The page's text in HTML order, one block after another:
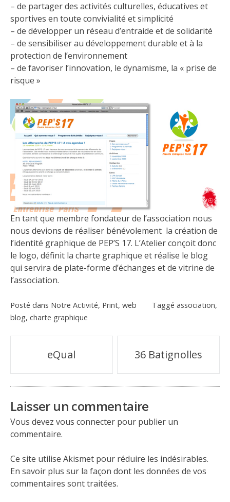
– de partager des activités culturelles, éducatives et
sportives en toute convivialité et simplicité
– de développer un réseau d’entraide et de solidarité
– de sensibiliser au développement durable et à la
protection de l’environnement
– de favoriser l’innovation, le dynamisme, la « prise de
risque »
En tant que membre fondateur de l’association nous
nous devions de réaliser bénévolement la création de
l’identité graphique de PEP’S 17. L’Atelier conçoit donc
le logo, définit la charte graphique et réalise le blog
qui servira de plate-forme d’échanges et de vitrine de
l’association.
Posté dans Notre Activité, Print, web Taggé association,
blog, charte graphique
Navigation
de
l’article
eQual 36 Batignolles
Laisser un commentaire
Vous devez vous connecter pour publier un
commentaire.
Ce site utilise Akismet pour réduire les indésirables.
En savoir plus sur la façon dont les données de vos
commentaires sont traitées.